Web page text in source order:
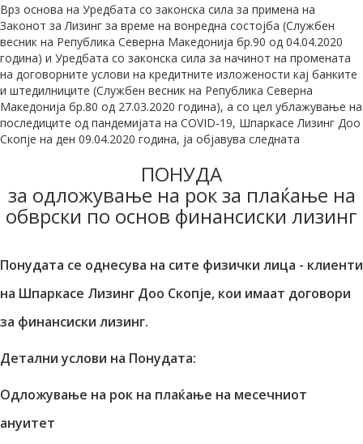
Врз основа на Уредбата со законска сила за примена на
Законот за Лизинг за време на вонредна состојба (Службен
весник на Република Северна Македонија бр.90 од 04.04.2020
година) и Уредбата со законска сила за начинот на промената
на договорните услови на кредитните изложености кај банките
и штедилниците (Службен весник на Република Северна
Македонија бр.80 од 27.03.2020 година), а со цел ублажување на
последиците од пандемијата на COVID-19, Шпаркасе Лизинг Доо
Скопје на ден 09.04.2020 година, ја објавува следната
ПОНУДА
за одложување на рок за плаќање на
обврски по основ финансиски лизинг
Понудата се однесува на сите физички лица - клиенти
на Шпаркасе Лизинг Доо Скопје, кои имаат договори
за финансиски лизинг.
Детални услови на Понудата:
Одложување на рок на плаќање на месечниот
ануитет